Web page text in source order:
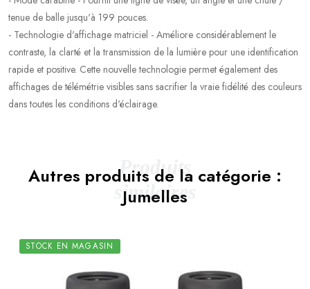
tenue de balle jusqu'à 199 pouces.
- Technologie d'affichage matriciel - Améliore considérablement le
contraste, la clarté et la transmission de la lumière pour une identification
rapide et positive. Cette nouvelle technologie permet également des
affichages de télémétrie visibles sans sacrifier la vraie fidélité des couleurs
dans toutes les conditions d'éclairage.
Produits
similaires
Autres produits de la catégorie :
Jumelles
STOCK EN MAGASIN